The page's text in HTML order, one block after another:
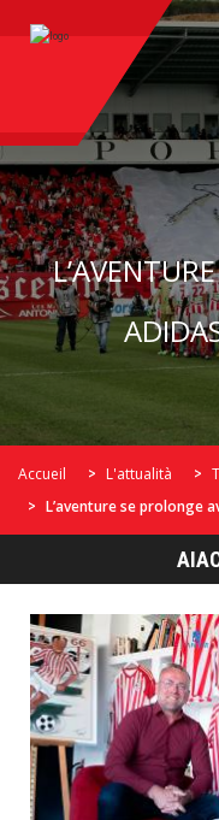
Accueil L'attualità
L’aventure se prolonge